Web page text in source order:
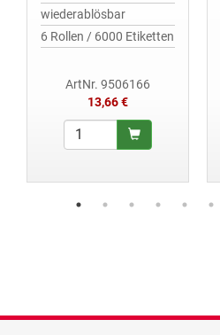
wiederablösbar
6 Rollen / 6000 Etiketten
ArtNr. 9506166
13,66 €